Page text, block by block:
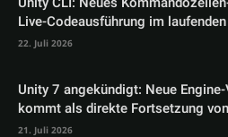
Live-Codeausführung im
22. Juli 2026
Unity 7 angekündigt: Neue
kommt als direkte Fortsetzung
21. Juli 2026